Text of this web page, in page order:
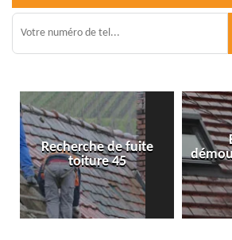
fuite
Entreprise
démoussage de toiture
45